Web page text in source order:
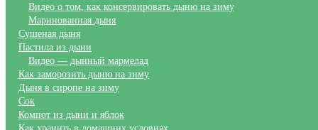
Видео о том, как консервировать дыню на зиму
Маринованная дыня
Сушеная дыня
Пастила из дыни
Видео — дынный мармелад
Как заморозить дыню на зиму
Дыня в сиропе на зиму
Сок
Компот из дыни и яблок